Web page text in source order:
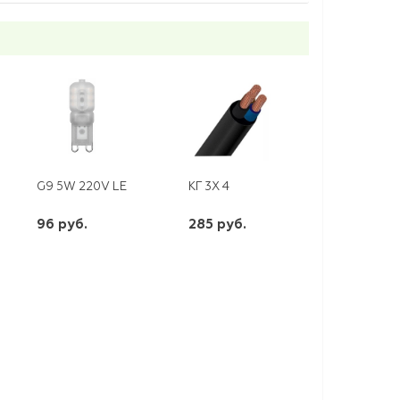
БЕЛАЯ
G9 5W 220V LED 4000K LB-430 FERON
96 руб.
КГ 3Х 4
285 руб.